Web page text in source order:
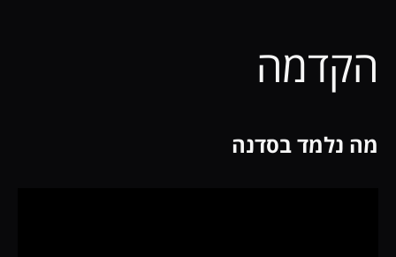
הקדמה
מה נלמד בסדנה